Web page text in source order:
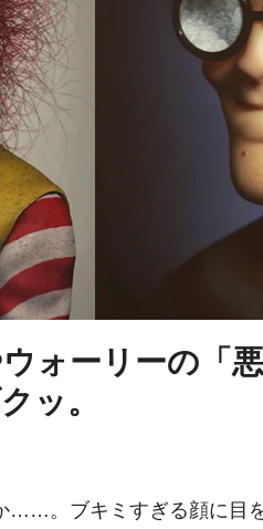
ォーリーの「
ッ。
……。ブキミすぎる顔に目